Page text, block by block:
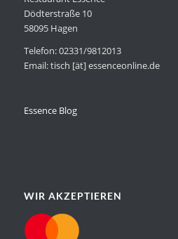
Dödterstraße 10
58095 Hagen
Telefon: 02331/9812013
Email: tisch [ät] essenceonline.de
Essence Blog
WIR AKZEPTIEREN